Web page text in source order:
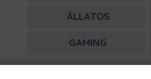
ÁLLATOS
GAMING